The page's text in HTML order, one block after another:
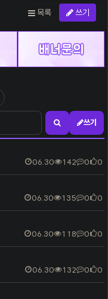
목록 쓰기
검색하기쓰기
06.30 142 0 0
06.30 135 0 0
06.30 118 0 0
06.30 132 0 0